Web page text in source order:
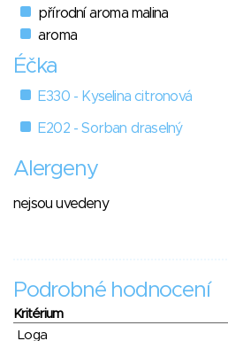
přírodní aroma malina
aroma
Éčka
E330 - Kyselina citronová
E202 - Sorban draselný
Alergeny
nejsou uvedeny
Podrobné hodnocení
Kritérium
Loga